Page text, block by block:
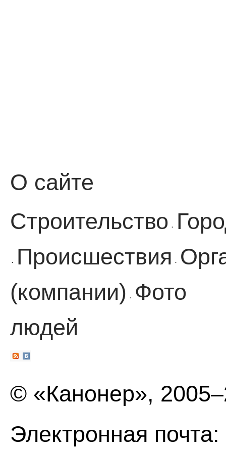
О сайте
Строительство ·
· Происшествия ·
(компании)
·
Фото
людей
© «Канонер»,
Электронная почта: